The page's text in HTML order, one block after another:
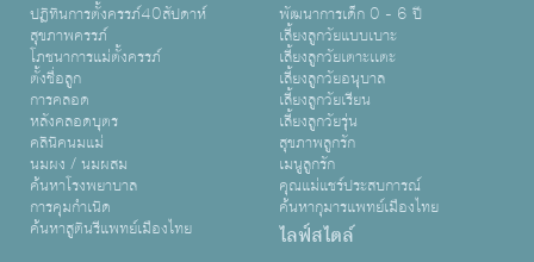
ปฏิทินการตั้งครรภ์40สัปดาห์
สุขภาพครรภ์
โภชนาการแม่ตั้งครรภ์
ตั้งชื่อลูก
การคลอด
หลังคลอดบุตร
คลินิคนมแม่
นมผง / นมผสม
ค้นหาโรงพยาบาล
การคุมกำเนิด
ค้นหาสูตินรีแพทย์เมืองไทย
พัฒนาการเด็ก 0 - 6 ปี
เลี้ยงลูกวัยแบบเบาะ
เลี้ยงลูกวัยเตาะเเตะ
เลี้ยงลูกวัยอนุบาล
เลี้ยงลูกวัยเรียน
เลี้ยงลูกวัยรุ่น
สุขภาพลูกรัก
เมนูลูกรัก
คุณแม่แชร์ประสบการณ์
ค้นหากุมารแพทย์เมืองไทย
ไลฟ์สไตล์